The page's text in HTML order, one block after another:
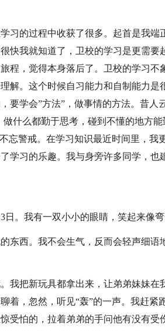
习的过程中收获了很多。起首是我端
快我就知道了，卫校的学习是更需要
程，觉得本身落后了。卫校的学习不
解。这个时候自习能力和自制能力是
要学会”方法”，做事情的方法。昔人
什么都勤于思考，碰到不懂的地方
忘警戒。在学习知识最近时间里，我
学习的乐趣。我与身旁许多同学，也
。我有一双小小的眼睛，笑起来像弯
东西。我不会生气，反而会轻声细语
我把新玩具都拿出来，让弟弟妹妹在
着，忽然，听见“轰”的一声。我赶紧
受怕的，拉着弟弟的手问他有没有受